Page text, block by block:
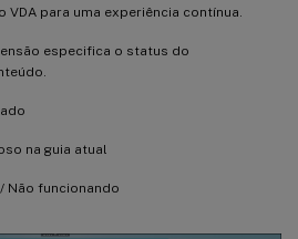
VDA para uma experiência contínua.
especifica o status do
na guia atual
Não funcionando